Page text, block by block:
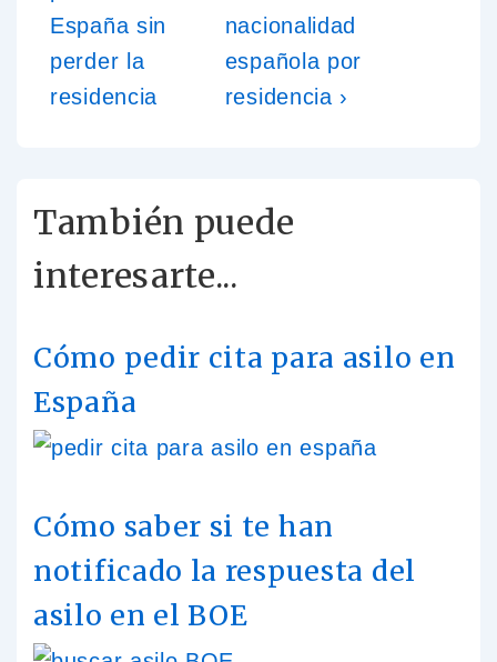
España sin
perder la
residencia
nacionalidad
española por
residencia ›
También puede
interesarte...
Cómo pedir cita para asilo en
España
Cómo saber si te han
notificado la respuesta del
asilo en el BOE